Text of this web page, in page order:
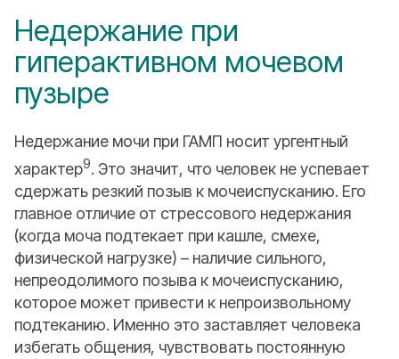
Недержание при
гиперактивном мочевом
пузыре
Недержание мочи при ГАМП носит ургентный
характер9. Это значит, что человек не успевает
сдержать резкий позыв к мочеиспусканию. Его
главное отличие от стрессового недержания
(когда моча подтекает при кашле, смехе,
физической нагрузке) – наличие сильного,
непреодолимого позыва к мочеиспусканию,
которое может привести к непроизвольному
подтеканию. Именно это заставляет человека
избегать общения, чувствовать постоянную